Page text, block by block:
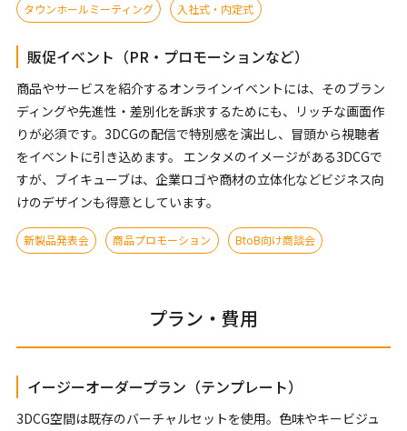
タウンホールミーティング 入社式・内定式
販促イベント（PR・プロモーションなど）
商品やサービスを紹介するオンラインイベントには、そのブラン
ディングや先進性・差別化を訴求するためにも、リッチな画面作
りが必須です。3DCGの配信で特別感を演出し、冒頭から視聴者
をイベントに引き込めます。 エンタメのイメージがある3DCGで
すが、ブイキューブは、企業ロゴや商材の立体化などビジネス向
けのデザインも得意としています。
新製品発表会 商品プロモーション BtoB向け商談会
プラン・費用
イージーオーダープラン（テンプレート）
3DCG空間は既存のバーチャルセットを使用。色味やキービジュ